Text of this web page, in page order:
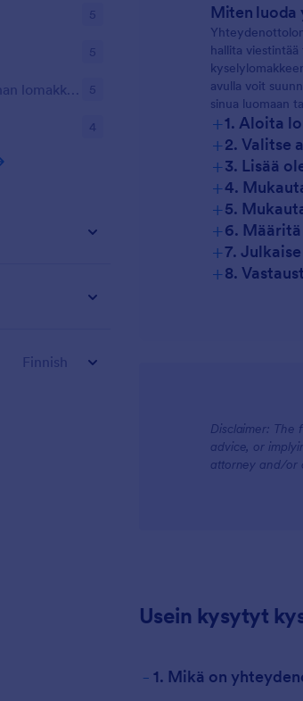
Miten
hallita
avulla voit
sinua luomaan
+1. Aloita
+2. Valitse
+3. Lisää
+4.
+5.
+6.
+7.
+8.
Disclaimer: The
advice, or
attorney and/or
Usein kysytyt
- 1. Mikä on
5
5
Vapaaehtoistoiminnan lomakkeet 5
4
Finnish